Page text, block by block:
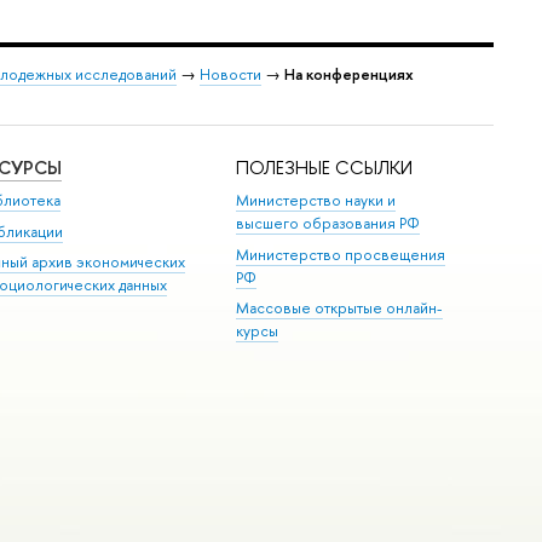
исследований → Новости → На конференциях
архив экономических
данных
ПОЛЕЗНЫЕ ССЫЛКИ
Министерство науки и
высшего образования РФ
Министерство просвещения
РФ
Массовые открытые онлайн-
курсы